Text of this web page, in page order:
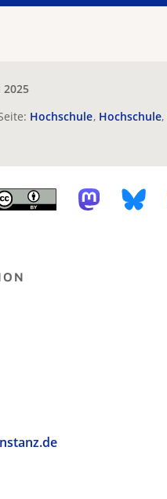
2025
Hochschule Hochschule